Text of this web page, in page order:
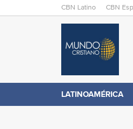
M
N
E
CBN Latino CBN
C
B
N
.
LATINOAMÉRICA